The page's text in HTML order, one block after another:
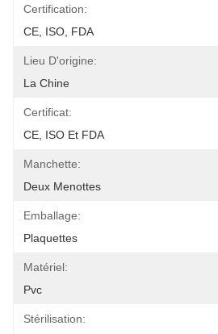
Certification:
CE, ISO, FDA
Lieu D'origine:
La Chine
Certificat:
CE, ISO Et FDA
Manchette:
Deux Menottes
Emballage:
Plaquettes
Matériel:
Pvc
Stérilisation: